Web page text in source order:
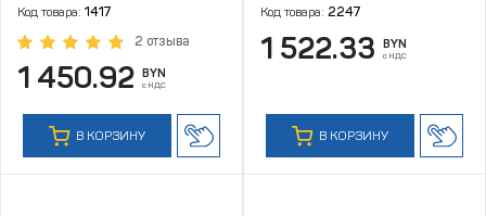
Код товара: 1417
2 отзыва
1 450.92 BYN
с НДС
В КОРЗИНУ
Код товара: 2247
1 522.33 BYN
с НДС
В КОРЗИНУ